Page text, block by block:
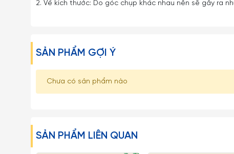
2. Về kích thước: Do góc chụp khác nhau nên sẽ gây ra
SẢN PHẨM GỢI Ý
Chưa có sản phẩm nào
SẢN PHẨM LIÊN QUAN